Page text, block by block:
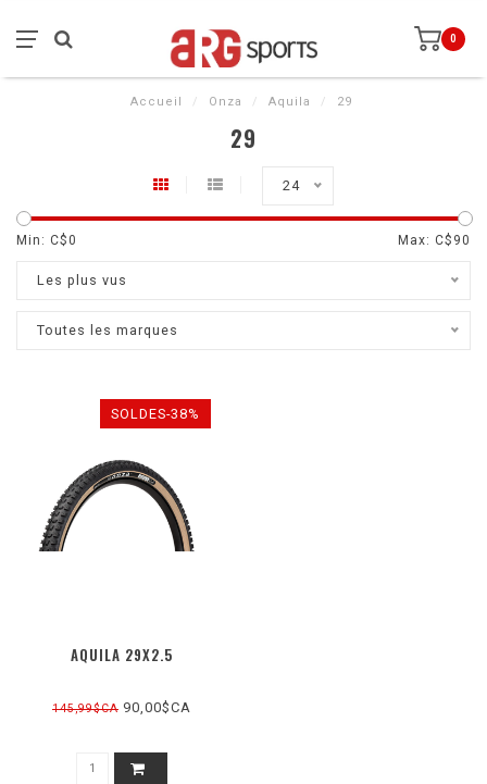
0
Accueil / Onza / Aquila / 29
29
24
Min: C$0 Max: C$ 90
Les plus vus
Toutes les marques
SOLDES-38%
AQUILA 29X2.5
145,99$CA 90,00$CA